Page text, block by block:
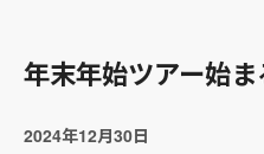
年末年始ツアー始ま
2024年12月30日